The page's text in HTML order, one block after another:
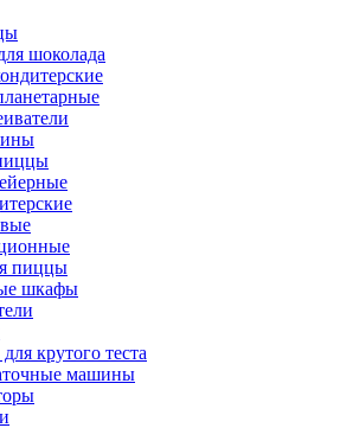
шоколада
пиццы
шкафы
крутого теста
машины